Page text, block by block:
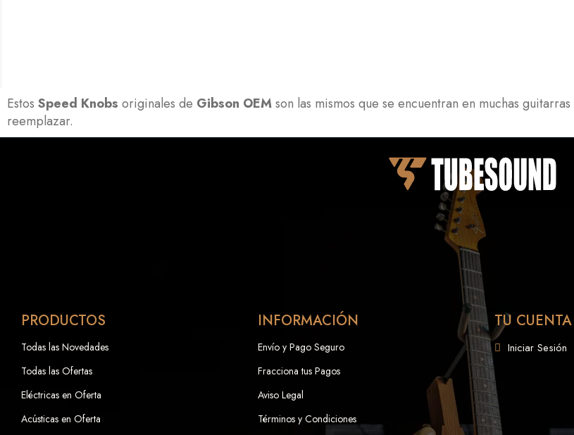
Estos Speed Knobs originales de Gibson OEMson las mismos que se encuentran en muchas guitarras
reemplazar.
PRODUCTOS
Todas las Novedades
Todas las Ofertas
Eléctricas en Oferta
Acústicas en Oferta
INFORMACIÓN
Envío y Pago Seguro
Fracciona tus Pagos
Aviso Legal
Términos y Condiciones
TU CUENTA
Iniciar Sesión